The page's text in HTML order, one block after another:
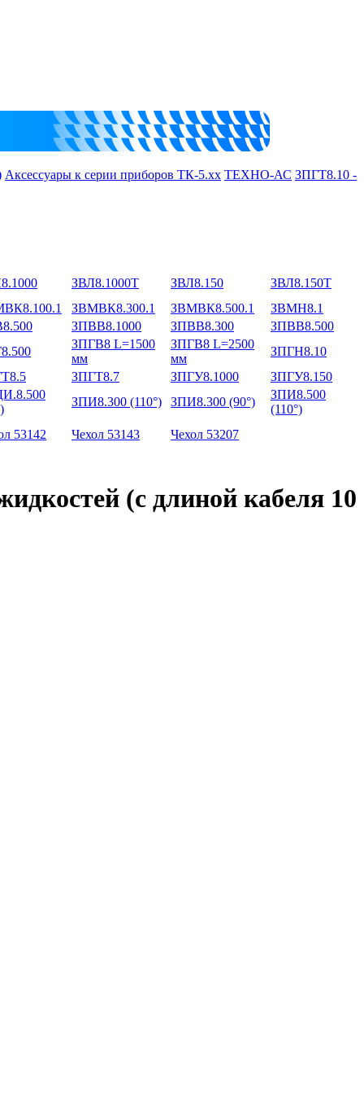
Аксессуары к серии приборов ТК-5.хх ТЕХНО-АС ЗПГТ8.10 -
ЗВЛ8.1000Т ЗВЛ8.150
ЗВЛ8.150Т
ЗВМВК8.300.1 ЗВМВК8.500.1
ЗВМН8.1
ЗПВВ8.1000 ЗПВВ8.300
ЗПВВ8.500
ЗПГВ8 L=1500
мм
ЗПГВ8 L=2500
мм
ЗПГН8.10
ЗПГТ8.7 ЗПГУ8.1000
ЗПГУ8.150
ЗПИ8.300 (110°) ЗПИ8.300 (90°)
ЗПИ8.500
(110°)
53142
Чехол 53143 Чехол 53207
(с длиной кабеля 10